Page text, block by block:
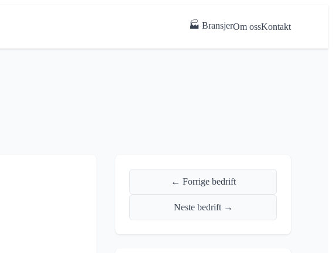
🏭 BransjerOm ossKontakt
← Forrige bedrift
Neste bedrift →